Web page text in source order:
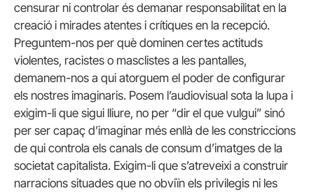
censurar ni controlar és demanar responsabilitat en la
creació i mirades atentes i crítiques en la recepció.
Preguntem-nos per què dominen certes actituds
violentes, racistes o masclistes a les pantalles,
demanem-nos a qui atorguem el poder de configurar
els nostres imaginaris. Posem l’audiovisual sota la lupa i
exigim-li que sigui lliure, no per “dir el que vulgui” sinó
per ser capaç d’imaginar més enllà de les constriccions
de qui controla els canals de consum d’imatges de la
societat capitalista. Exigim-li que s’atreveixi a construir
narracions situades que no obviïn els privilegis ni les